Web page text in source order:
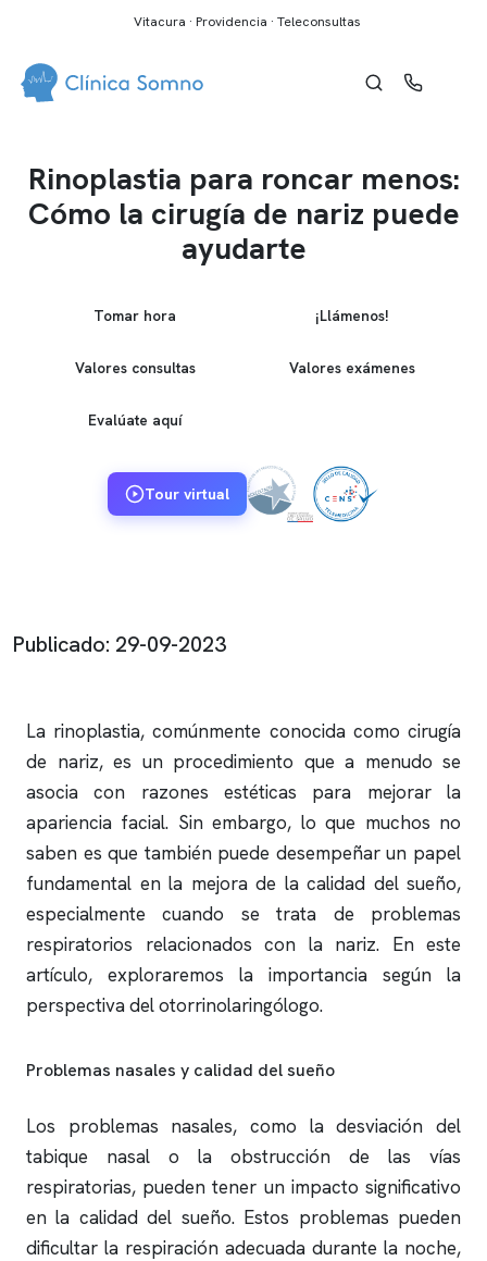
Vitacura · Providencia · Teleconsultas
Rinoplastia para roncar menos:
Cómo la cirugía de nariz puede
ayudarte
Tomar hora ¡Llámenos!
Valores consultas Valores exámenes
Evalúate aquí
Tour virtual
Publicado: 29-09-2023
La rinoplastia, comúnmente conocida como cirugía
de nariz, es un procedimiento que a menudo se
asocia con razones estéticas para mejorar la
apariencia facial. Sin embargo, lo que muchos no
saben es que también puede desempeñar un papel
fundamental en la mejora de la calidad del sueño,
especialmente cuando se trata de problemas
respiratorios relacionados con la nariz. En este
artículo, exploraremos la importancia según la
perspectiva del otorrinolaringólogo.
Problemas nasales y calidad del sueño
Los problemas nasales, como la desviación del
tabique nasal o la obstrucción de las vías
respiratorias, pueden tener un impacto significativo
en la calidad del sueño. Estos problemas pueden
dificultar la respiración adecuada durante la noche,